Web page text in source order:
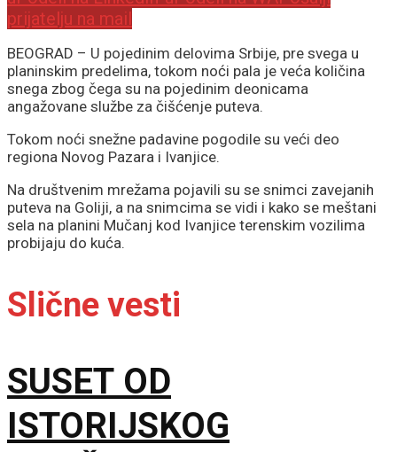
prijatelju na mail
BEOGRAD – U pojedinim delovima Srbije, pre svega u
planinskim predelima, tokom noći pala je veća količina
snega zbog čega su na pojedinim deonicama
angažovane službe za čišćenje puteva.
Tokom noći snežne padavine pogodile su veći deo
regiona Novog Pazara i Ivanjice.
Na društvenim mrežama pojavili su se snimci zavejanih
puteva na Goliji, a na snimcima se vidi i kako se meštani
sela na planini Mučanj kod Ivanjice terenskim vozilima
probijaju do kuća.
Slične vesti
SUSET OD
ISTORIJSKOG